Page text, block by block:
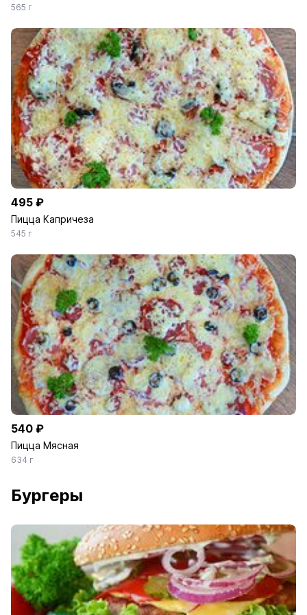
565 г
495 ₽
Пицца Капричеза
545 г
540 ₽
Пицца Мясная
634 г
Бургеры